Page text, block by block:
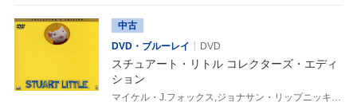
中古
DVD・ブルーレイ
DVD
スチュアート・リトル コレクターズ・エディ
ション